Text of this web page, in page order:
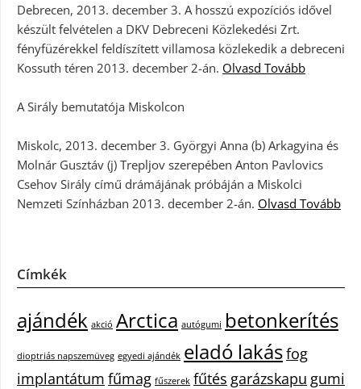
Debrecen, 2013. december 3. A hosszú expozíciós idővel
készült felvételen a DKV Debreceni Közlekedési Zrt.
fényfüzérekkel feldíszített villamosa közlekedik a debreceni
Kossuth téren 2013. december 2-án. Olvasd Tovább
A Sirály bemutatója Miskolcon
Miskolc, 2013. december 3. Györgyi Anna (b) Arkagyina és
Molnár Gusztáv (j) Trepljov szerepében Anton Pavlovics
Csehov Sirály című drámájának próbáján a Miskolci
Nemzeti Színházban 2013. december 2-án. Olvasd Tovább
Címkék
ajándék akció Arctica autógumi betonkerítés
dioptriás napszemüveg egyedi ajándék eladó lakásfog
implantátum fűmag fűszerek fűtés garázskapu gumi